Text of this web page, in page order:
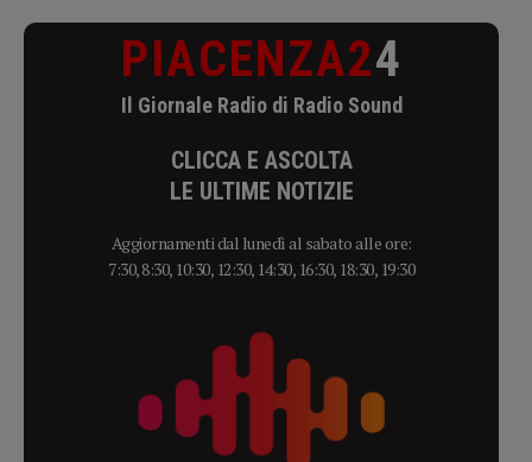
PIACENZA24
Il Giornale Radio di Radio Sound
CLICCA E ASCOLTA
LE ULTIME NOTIZIE
Aggiornamenti dal lunedì al sabato alle ore:
7:30, 8:30, 10:30, 12:30, 14:30, 16:30, 18:30, 19:30